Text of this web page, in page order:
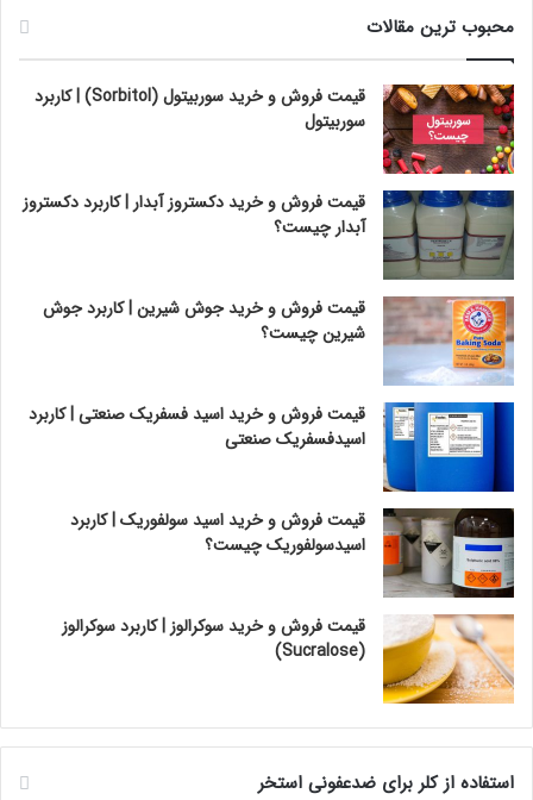
محبوب ترین مقالات
قیمت فروش و خرید سوربیتول (Sorbitol) | کاربرد
سوربیتول
قیمت فروش و خرید دکستروز آبدار | کاربرد دکستروز
آبدار چیست؟
قیمت فروش و خرید جوش شیرین | کاربرد جوش
شیرین چیست؟
قیمت فروش و خرید اسید فسفریک صنعتی | کاربرد
اسیدفسفریک صنعتی
قیمت فروش و خرید اسید سولفوریک | کاربرد
اسیدسولفوریک چیست؟
قیمت فروش و خرید سوکرالوز | کاربرد سوکرالوز
(Sucralose)
استفاده از کلر برای ضدعفونی استخر